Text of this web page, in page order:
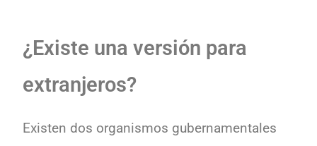
¿Existe una versión para
extranjeros?
Existen dos organismos gubernamentales